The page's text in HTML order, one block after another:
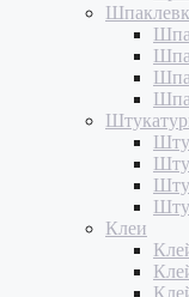
Клеи